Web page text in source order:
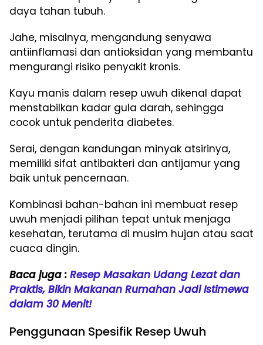
daya tahan tubuh.
Jahe, misalnya, mengandung senyawa
antiinflamasi dan antioksidan yang membantu
mengurangi risiko penyakit kronis.
Kayu manis dalam resep uwuh dikenal dapat
menstabilkan kadar gula darah, sehingga
cocok untuk penderita diabetes.
Serai, dengan kandungan minyak atsirinya,
memiliki sifat antibakteri dan antijamur yang
baik untuk pencernaan.
Kombinasi bahan-bahan ini membuat resep
uwuh menjadi pilihan tepat untuk menjaga
kesehatan, terutama di musim hujan atau saat
cuaca dingin.
Baca juga : Resep Masakan Udang Lezat dan
Praktis, Bikin Makanan Rumahan Jadi Istimewa
dalam 30 Menit!
Penggunaan Spesifik Resep Uwuh